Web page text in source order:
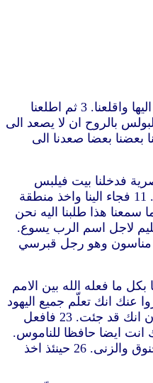
“1 ولما انفصلنا عنهم اقلعنا وجئنا متوجهين بالاستقامة الى كوس وفي اليوم التالي الى رودس.ومن هناك الى باترا. 2 فاذ وجدنا سفينة عابرة الى فينيقية صعدنا اليها واقلعنا. 3 ثم اطلعنا
هناك سبعة ايام.وكانوا يقولون لبولس بالروح ان لا يصعد الى
جميعا يشيعوننا مع النساء والاولاد الى خارج المدينة.فجثونا على ركبنا على الشاطئ وصلّينا. 6 ولما ودعنا بعضنا بعضا صعدنا الى
نحن رفقاء بولس وجئنا الى قيصرية فدخلنا بيت فيلبس
المبشر اذ كان واحدا من السبعة واقمنا عنده. 9 وكان لهذا اربع بنات عذارى كنّ يتنبأن. 10 وبينما نحن مقيمون اياما كثيرة انحدر من اليهودية نبي اسمه اغابوس. 11 فجاء الينا واخذ منطقة
ورجليه وقال هذا يقوله الروح القدس.الرجل الذي له هذه المنطقة هكذا سيربطه اليهود في اورشليم ويسلمونه الى ايدي الامم. 12 فلما سمعنا هذا طلبنا اليه نحن
اورشليم لاجل اسم الرب يسوع.
من التلاميذ ذاهبين بنا الى مناسون وهو رجل قبرسي
سلم عليهم طفق يحدثهم شيئا فشيئا بكل ما فعله الله بين الامم
له انت ترى ايها الاخ كم يوجد ربوة من اليهود الذين آمنوا وهم جميعا غيورون للناموس. 21 وقد أخبروا عنك انك تعلّم جميع اليهود
الذين بين الامم الارتداد عن موسى قائلا ان لا يختنوا اولادهم ولا يسلكوا حسب العوائد. 22 فاذا ماذا يكون.لا بد على كل حال ان يجتمع الجمهور لانهم سيسمعون انك قد جئت. 23 فافعل
بل تسلك انت ايضا حافظا للناموس.
25 واما من جهة الذين آمنوا من الامم فارسلنا نحن اليهم وحكمنا ان لا يحفظوا شيئا مثل ذلك سوى ان يحافظوا على انفسهم مما ذبح للاصنام ومن الدم والمخنوق والزنى. 26 حينئذ اخذ